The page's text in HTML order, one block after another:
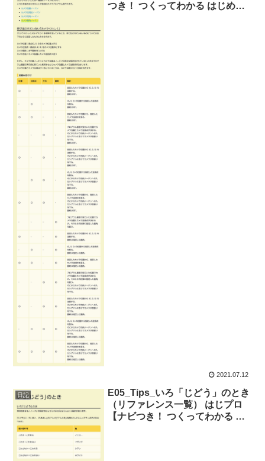
つき！ つくってわかる はじめて
2021.07.12
日記
E05_Tips_いろ「じどう」のとき
（リファレンス一覧） はじプロ
【ナビつき！ つくってわかる は